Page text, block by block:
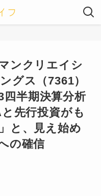
ンクリエイシ
グス（7361）
四半期決算分析
先行投資がも
と、見え始め
の確信